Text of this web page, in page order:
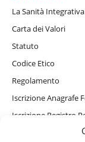
La Sanità Integrativa
Carta dei Valori
Statuto
Codice Etico
Regolamento
Iscrizione Anagrafe
Iscrizione Registro
Informativa Privacy